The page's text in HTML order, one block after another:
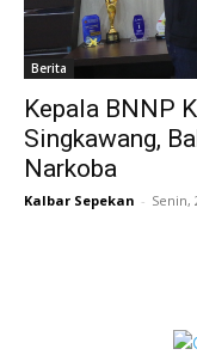
Berita
Kepala BNNP
Singkawang,
Narkoba
Kalbar Sepekan - Senin,